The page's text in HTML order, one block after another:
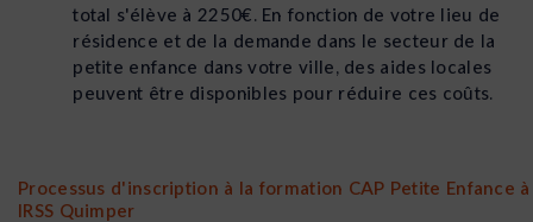
total s'élève à 2250€. En fonction de votre lieu de
résidence et de la demande dans le secteur de la
petite enfance dans votre ville, des aides locales
peuvent être disponibles pour réduire ces coûts.
Processus d'inscription à la formation CAP Petite Enfance à
IRSS Quimper